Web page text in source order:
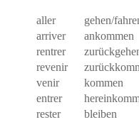
aller
gehen/
arriver
ankommen
rentrer
revenir
venir
kommen
entrer
rester
bleiben